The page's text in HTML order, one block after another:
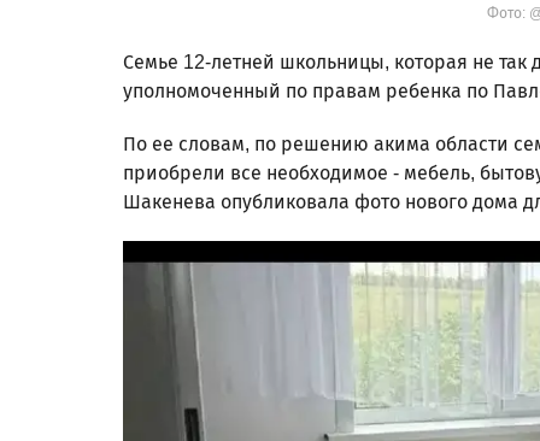
Фото:
Семье 12-летней школьницы, которая не
уполномоченный по правам ребенка по
По ее словам, по решению акима области
приобрели все необходимое - мебель,
Шакенева опубликовала фото нового дома